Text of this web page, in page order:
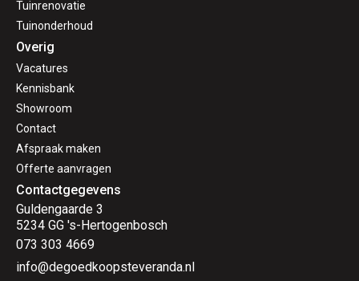
Tuinrenovatie
Tuinonderhoud
Overig
Vacatures
Kennisbank
Showroom
Contact
Afspraak maken
Offerte aanvragen
Contactgegevens
Guldengaarde 3
5234 GG 's-Hertogenbosch
073 303 4669
info@degoedkoopsteveranda.nl